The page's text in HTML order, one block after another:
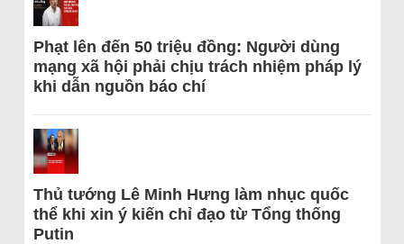
Phạt lên đến 50 triệu đồng: Người dùng
mạng xã hội phải chịu trách nhiệm pháp lý
khi dẫn nguồn báo chí
Thủ tướng Lê Minh Hưng làm nhục quốc
thể khi xin ý kiến chỉ đạo từ Tổng thống
Putin